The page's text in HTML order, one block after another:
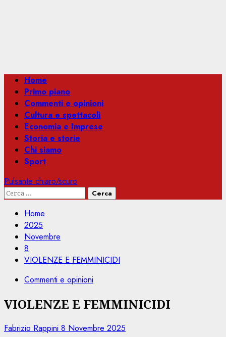
Menu
principale
Home
Primo piano
Commenti e opinioni
Cultura e spettacoli
Economia e Imprese
Storia e storie
Chi siamo
Sport
Pulsante chiaro/scuro
Ricerca
Home
2025
Novembre
8
VIOLENZE E FEMMINICIDI
Commenti e opinioni
VIOLENZE E FEMMINICIDI
Fabrizio Rappini 8 Novembre 2025